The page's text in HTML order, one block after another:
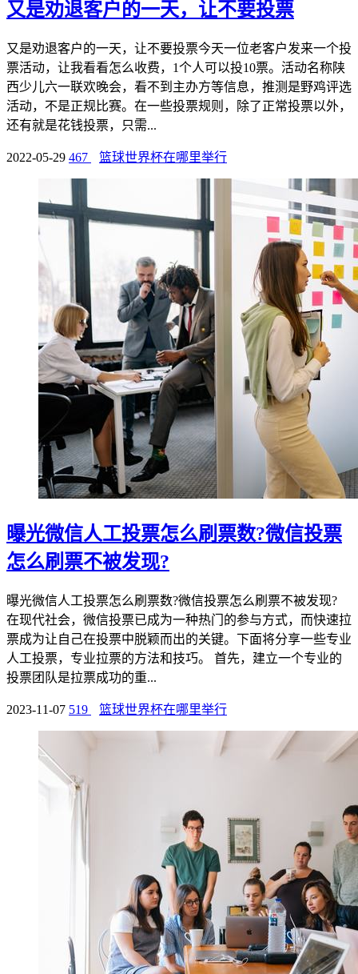
又是劝退客户的一天，让不要投票
又是劝退客户的一天，让不要投票今天一位老客户发来一个投
票活动，让我看看怎么收费，1个人可以投10票。活动名称陕
西少儿六一联欢晚会，看不到主办方等信息，推测是野鸡评选
活动，不是正规比赛。在一些投票规则，除了正常投票以外，
还有就是花钱投票，只需...
2022-05-29 467 篮球世界杯在哪里举行
曝光微信人工投票怎么刷票数?微信投票
怎么刷票不被发现?
曝光微信人工投票怎么刷票数?微信投票怎么刷票不被发现?
在现代社会，微信投票已成为一种热门的参与方式，而快速拉
票成为让自己在投票中脱颖而出的关键。下面将分享一些专业
人工投票，专业拉票的方法和技巧。 首先，建立一个专业的
投票团队是拉票成功的重...
2023-11-07 519 篮球世界杯在哪里举行